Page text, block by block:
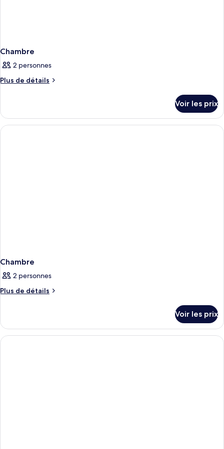
Chambre
2 personnes
Plus de détails
Plus
le
type
de
Voir les prix
Chambre
2 personnes
Plus de détails
Plus
le
type
de
Voir les prix